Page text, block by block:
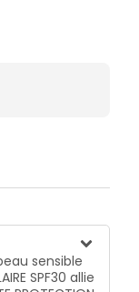
sensible
SPF30 allie